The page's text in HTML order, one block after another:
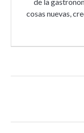
de la
cosas nuevas,